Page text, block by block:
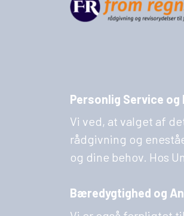
Personlig Service og
Vi ved, at valget af
rådgivning og
og dine behov. Hos
Bæredygtighed og